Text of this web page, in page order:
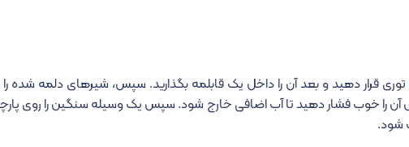
قرار دهید و بعد آن را داخل یک قابلمه بگذارید. سپس، شیرهای دلمه شده را
آن را خوب فشار دهید تا آب اضافی خارج شود. سپس یک وسیله سنگین را روی